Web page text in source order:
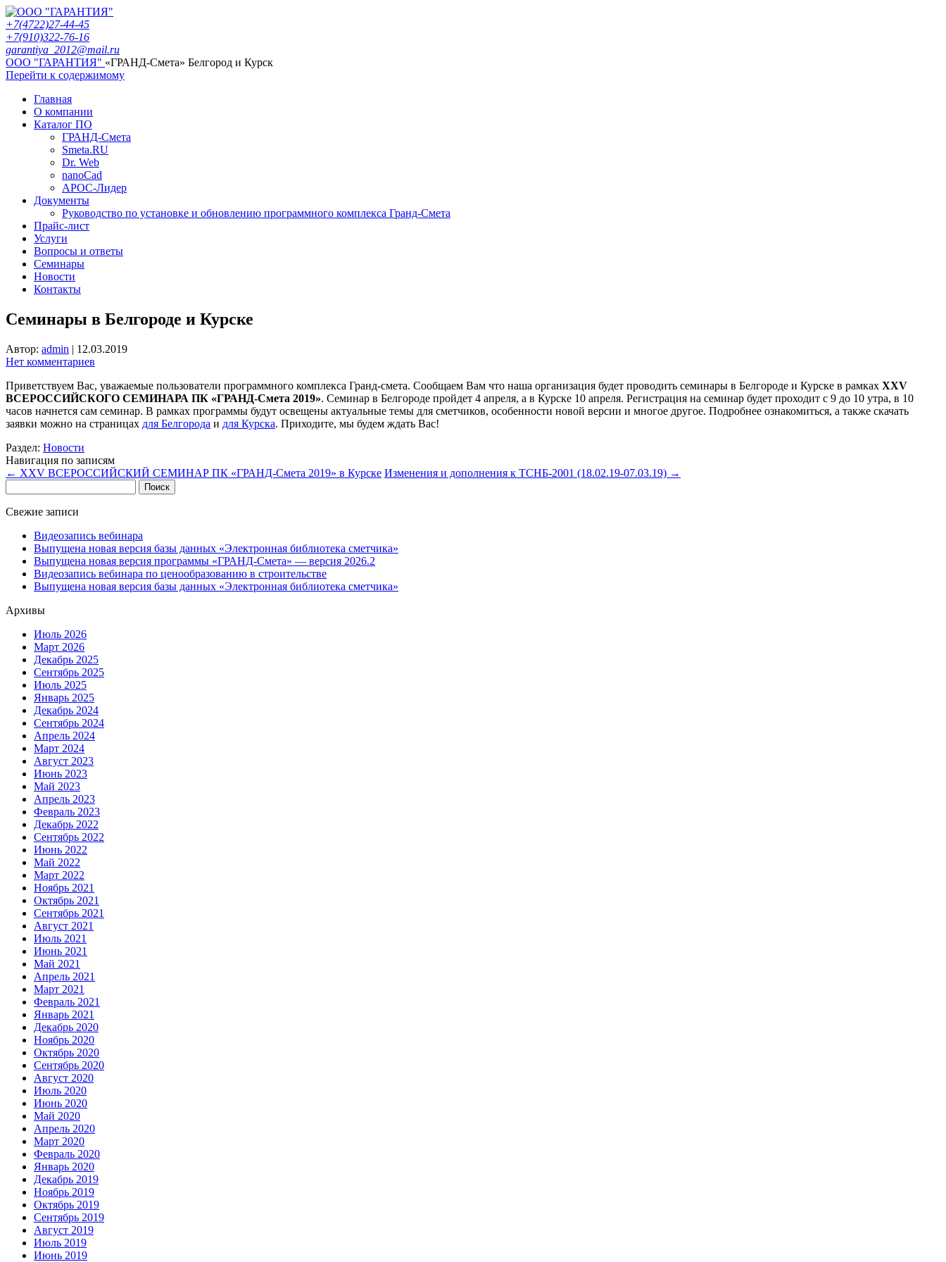
+7(4722)27-44-45
+7(910)322-76-16
garantiya_2012@mail.ru
ООО "ГАРАНТИЯ" «ГРАНД-Смета» Белгород и Курск
Перейти к содержимому
Главная
О компании
Каталог ПО
ГРАНД-Смета
Smeta.RU
Dr. Web
nanoCad
АРОС-Лидер
Документы
Руководство по установке и обновлению программного комплекса Гранд-Смета
Прайс-лист
Услуги
Вопросы и ответы
Семинары
Новости
Контакты
Семинары в Белгороде и Курске
Автор: admin | 12.03.2019
Нет комментариев
Приветствуем Вас, уважаемые пользователи программного комплекса Гранд-смета. Сообщаем Вам что наша организация будет проводить семинары в Белгороде и Курске в рамках XXV
ВСЕРОССИЙСКОГО СЕМИНАРА ПК «ГРАНД-Смета 2019». Семинар в Белгороде пройдет 4 апреля, а в Курске 10 апреля. Регистрация на семинар будет проходит с 9 до 10 утра, в 10
часов начнется сам семинар. В рамках программы будут освещены актуальные темы для сметчиков, особенности новой версии и многое другое. Подробнее ознакомиться, а также скачать
заявки можно на страницах для Белгорода и для Курска. Приходите, мы будем ждать Вас!
Раздел: Новости
Навигация по записям
← XXV ВСЕРОССИЙСКИЙ СЕМИНАР ПК «ГРАНД-Смета 2019» в Курске Изменения и дополнения к ТСНБ-2001 (18.02.19-07.03.19) →
Свежие записи
Видеозапись вебинара
Выпущена новая версия базы данных «Электронная библиотека сметчика»
Выпущена новая версия программы «ГРАНД-Смета» — версия 2026.2
Видеозапись вебинара по ценообразованию в строительстве
Выпущена новая версия базы данных «Электронная библиотека сметчика»
Архивы
Июль 2026
Март 2026
Декабрь 2025
Сентябрь 2025
Июль 2025
Январь 2025
Декабрь 2024
Сентябрь 2024
Апрель 2024
Март 2024
Август 2023
Июнь 2023
Май 2023
Апрель 2023
Февраль 2023
Декабрь 2022
Сентябрь 2022
Июнь 2022
Май 2022
Март 2022
Ноябрь 2021
Октябрь 2021
Сентябрь 2021
Август 2021
Июль 2021
Июнь 2021
Май 2021
Апрель 2021
Март 2021
Февраль 2021
Январь 2021
Декабрь 2020
Ноябрь 2020
Октябрь 2020
Сентябрь 2020
Август 2020
Июль 2020
Июнь 2020
Май 2020
Апрель 2020
Март 2020
Февраль 2020
Январь 2020
Декабрь 2019
Ноябрь 2019
Октябрь 2019
Сентябрь 2019
Август 2019
Июль 2019
Июнь 2019